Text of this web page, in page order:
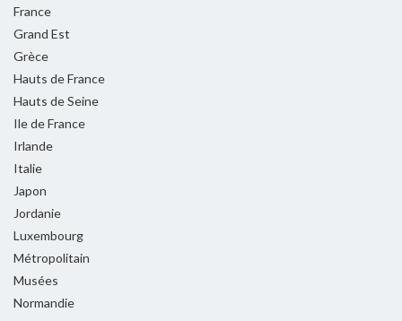
France
Grand Est
Grèce
Hauts de France
Hauts de Seine
Ile de France
Irlande
Italie
Japon
Jordanie
Luxembourg
Métropolitain
Musées
Normandie